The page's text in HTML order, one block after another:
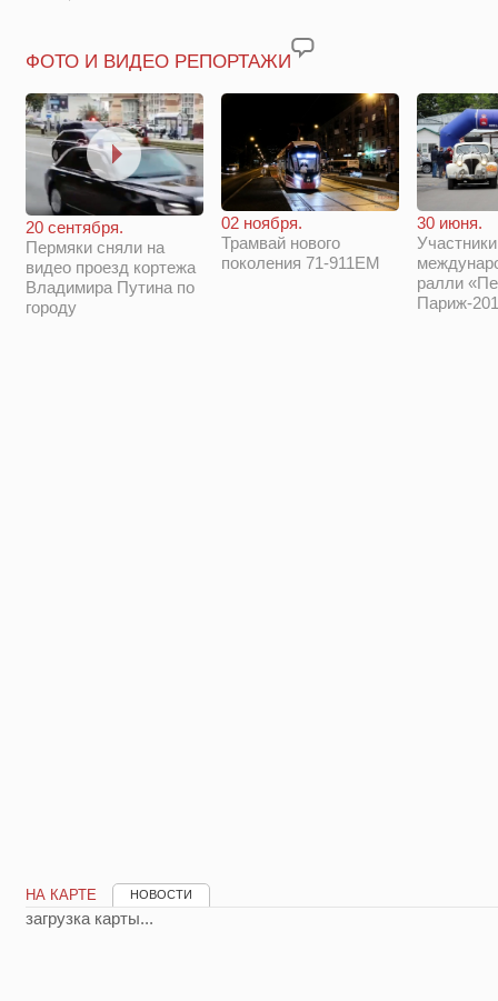
ФОТО И ВИДЕО РЕПОРТАЖИ
20 сентября.
Пермяки сняли на
видео проезд кортежа
Владимира Путина по
городу
02 ноября.
Трамвай нового
поколения 71-911ЕМ
30 июня.
Участники
ралли
Париж-
НА КАРТЕ НОВОСТИ
загрузка карты...